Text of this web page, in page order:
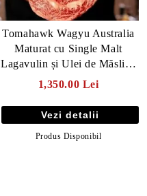
Tomahawk Wagyu Australia
Maturat cu Single Malt
Lagavulin și Ulei de Măsline
- 30 zile
1,350.00 Lei
Vezi detalii
Produs Disponibil